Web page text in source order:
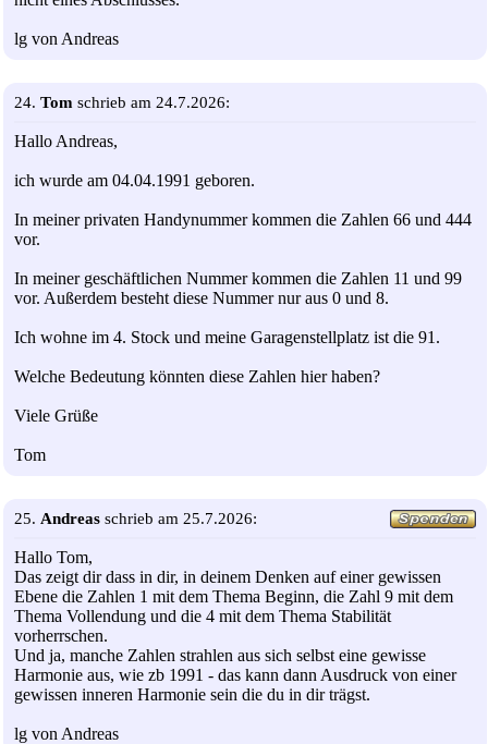
lg von Andreas
24. Tom schrieb am 24.7.2026:
Hallo Andreas,
ich wurde am 04.04.1991 geboren.
In meiner privaten Handynummer kommen die Zahlen 66 und 444
vor.
In meiner geschäftlichen Nummer kommen die Zahlen 11 und 99
vor. Außerdem besteht diese Nummer nur aus 0 und 8.
Ich wohne im 4. Stock und meine Garagenstellplatz ist die 91.
Welche Bedeutung könnten diese Zahlen hier haben?
Viele Grüße
Tom
25. Andreas schrieb am 25.7.2026:
Hallo Tom,
Das zeigt dir dass in dir, in deinem Denken auf einer gewissen
Ebene die Zahlen 1 mit dem Thema Beginn, die Zahl 9 mit dem
Thema Vollendung und die 4 mit dem Thema Stabilität
vorherrschen.
Und ja, manche Zahlen strahlen aus sich selbst eine gewisse
Harmonie aus, wie zb 1991 - das kann dann Ausdruck von einer
gewissen inneren Harmonie sein die du in dir trägst.
lg von Andreas